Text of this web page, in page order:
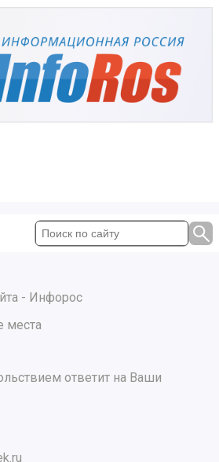
- Инфорос
места
ответит на Ваши